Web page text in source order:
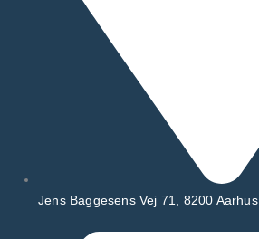
Jens Baggesens Vej 71, 8200 Aarhus